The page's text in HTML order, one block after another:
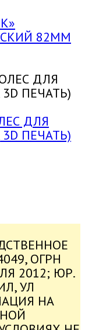
82ММ
ДЛЯ
ПЕЧАТЬ)
ОГРН
2012; ЮР.
УЛ
НА